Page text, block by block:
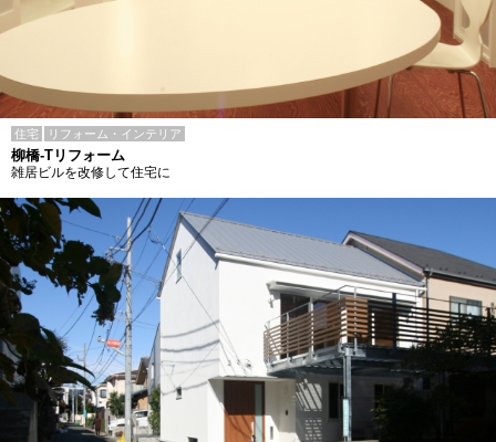
住宅 リフォーム・インテリア
柳橋-Tリフォーム
雑居ビルを改修して住宅に